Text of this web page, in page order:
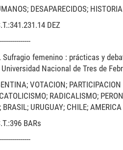
DESAPARECIDOS;
DEZ
Sufragio femenino : prácticas y
Nacional de Tres de
VOTACION;
RADICALISMO;
BRASIL; URUGUAY; CHILE;
BARs